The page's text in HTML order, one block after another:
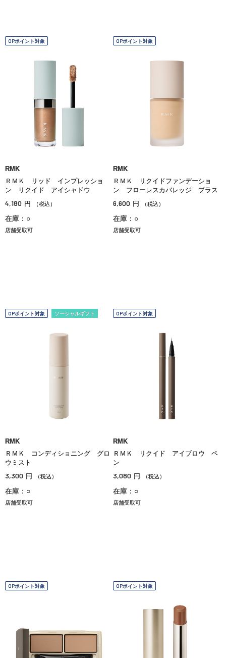
OPポイント対象
RMK
ＲＭＫ リッド インプレッショ
ン リクイド アイシャドウ
4,180 円 （税込）
在庫：○
店舗受取可
OPポイント対象
RMK
ＲＭＫ リクイドファンデーショ
ン フローレスカバレッジ プラス
6,600 円 （税込）
在庫：○
店舗受取可
OPポイント対象 ソーシャルギフト
RMK
ＲＭＫ コンディショニング グロ
ウミスト
3,300 円 （税込）
在庫：○
店舗受取可
OPポイント対象
RMK
ＲＭＫ リクイド アイブロウ ペ
ン
3,080 円 （税込）
在庫：○
店舗受取可
OPポイント対象 OPポイント対象